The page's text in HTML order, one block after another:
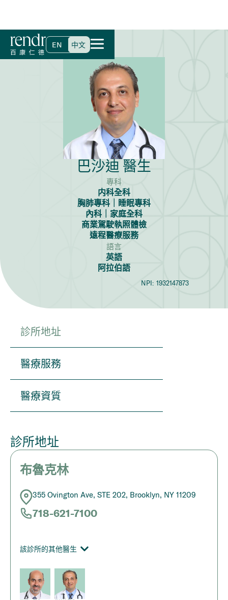
EN 中文
首頁>尋找醫生>巴沙迪 醫生
巴沙迪 醫生
專科
内科全科
胸肺專科｜睡眠專科
內科｜家庭全科
商業駕駛執照體檢
遠程醫療服務
語言
英語
阿拉伯語
NPI: 1932147873
診所地址
醫療服務
醫療資質
診所地址
布魯克林
355 Ovington Ave, STE 202, Brooklyn, NY 11209
718-621-7100
該診所的其他醫生